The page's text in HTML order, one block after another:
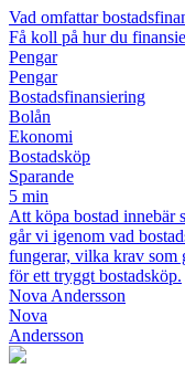
Vad omfattar
Få koll på hur du
Pengar
Pengar
Bostadsfinansiering
Bolån
Ekonomi
Bostadsköp
Sparande
5 min
Att köpa bostad innebär
går vi igenom vad
fungerar, vilka krav som
för ett tryggt bostadsköp.
Nova Andersson
Nova
Andersson